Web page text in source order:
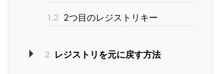
1.2 2つ目のレジストリキー
2 レジストリを元に戻す方法